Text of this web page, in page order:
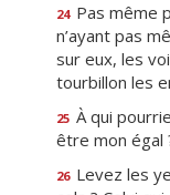
24 Pas même
n’ayant pas
sur eux, les
tourbillon les
25 À qui
être mon égal
26 Levez les